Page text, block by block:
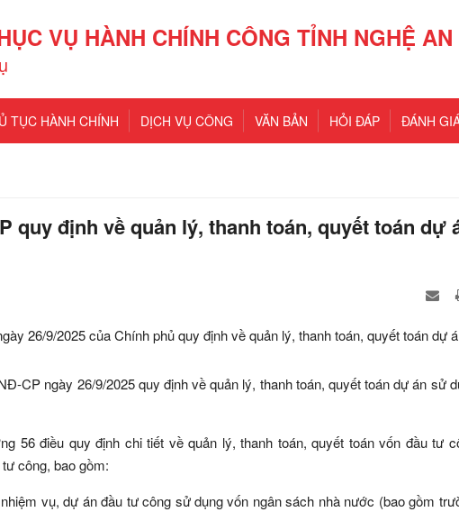
VỤ HÀNH CHÍNH CÔNG TỈNH NGHỆ AN
TỤC HÀNH CHÍNH DỊCH VỤ CÔNG VĂN BẢN HỎI ĐÁP ĐÁNH
quy định về quản lý, thanh toán, quyết toán dự
26/9/2025 của Chính phủ quy định về quản lý, thanh toán, quyết toán dự
CP ngày 26/9/2025 quy định về quản lý, thanh toán, quyết toán dự án sử
56 điều quy định chi tiết về quản lý, thanh toán, quyết toán vốn đầu tư
công, bao gồm:
vụ, dự án đầu tư công sử dụng vốn ngân sách nhà nước (bao gồm